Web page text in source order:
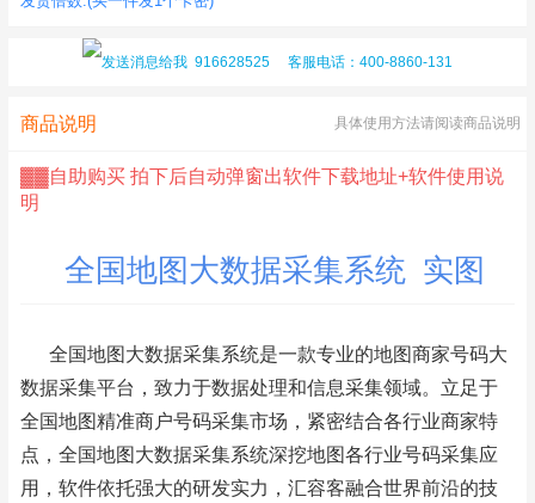
916628525 客服电话：400-8860-131
商品说明 具体使用方法请阅读商品说明
▓▓自助购买 拍下后自动弹窗出软件下载地址+软件使用说
明
全国地图大数据采集系统 实图
全国地图大数据采集系统是一款专业的地图商家号码大
数据采集平台，致力于数据处理和信息采集领域。立足于
全国地图精准商户号码采集市场，紧密结合各行业商家特
点， 全国地图大数据采集系统深挖地图各行业号码采集应
用， 软件依托强大的研发实力，汇容客融合世界前沿的技